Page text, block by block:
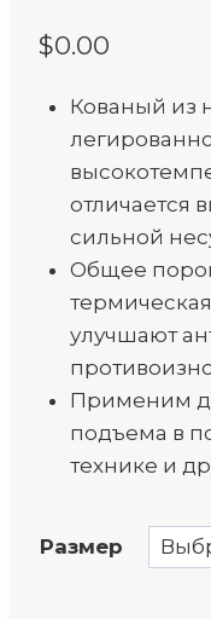
$0.00
Кованый из
отличается
сильной
Общее
улучшают
Применим
подъема в
технике и
Размер